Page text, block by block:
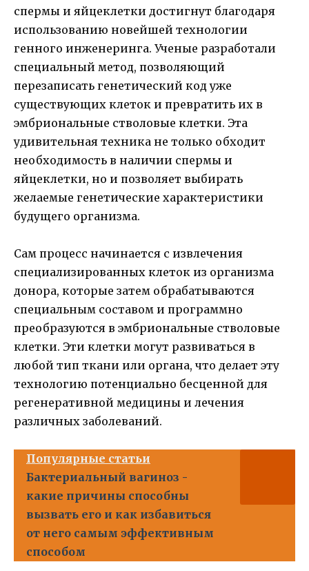
спермы и яйцеклетки достигнут благодаря
использованию новейшей технологии
генного инженеринга. Ученые разработали
специальный метод, позволяющий
перезаписать генетический код уже
существующих клеток и превратить их в
эмбриональные стволовые клетки. Эта
удивительная техника не только обходит
необходимость в наличии спермы и
яйцеклетки, но и позволяет выбирать
желаемые генетические характеристики
будущего организма.
Сам процесс начинается с извлечения
специализированных клеток из организма
донора, которые затем обрабатываются
специальным составом и программно
преобразуются в эмбриональные стволовые
клетки. Эти клетки могут развиваться в
любой тип ткани или органа, что делает эту
технологию потенциально бесценной для
регенеративной медицины и лечения
различных заболеваний.
Популярные статьи
Бактериальный вагиноз -
какие причины способны
вызвать его и как избавиться
от него самым эффективным
способом